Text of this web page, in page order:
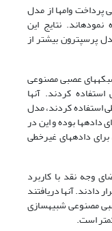
توانایی پرداخت وام­ها از مدل
نتایج این
پرسپترون بیشتر از
ساده شبکه­های عصبی مصنوعی
کردند. آنها
استفاده کردند، مدل
داده­ها بوده و این در
داده­های غیرخطی
پیش­بینی تقاضای وجه نقد با کاربرد
دادند. آنها دریافتند
مصنوعی شبیه­سازی